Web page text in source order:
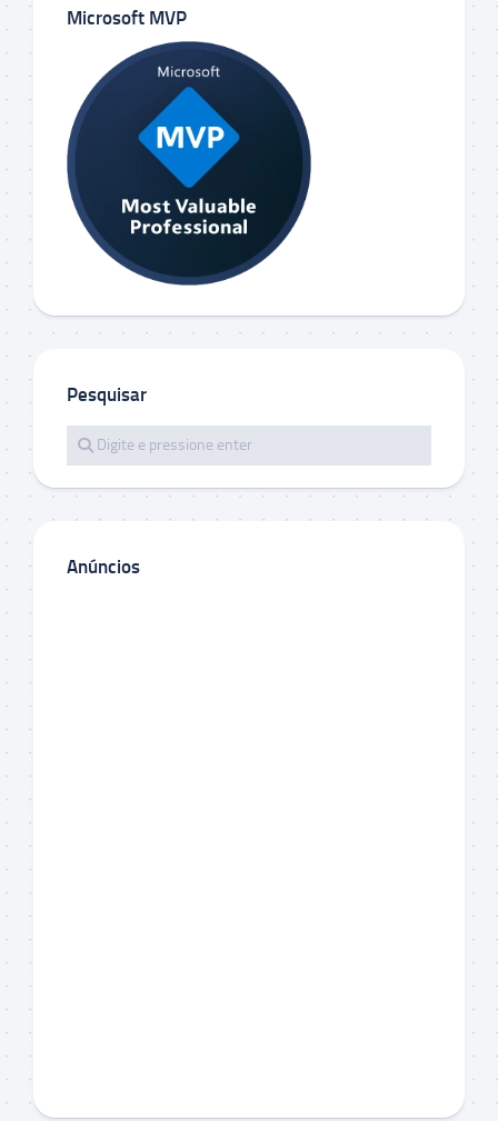
Microsoft MVP
Pesquisar
Anúncios